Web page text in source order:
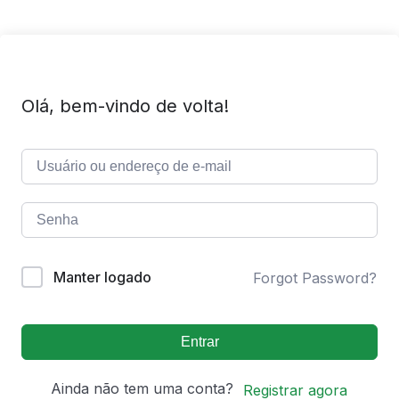
Olá, bem-vindo de volta!
Manter logado Forgot Password?
Entrar
Ainda não tem uma conta? Registrar agora